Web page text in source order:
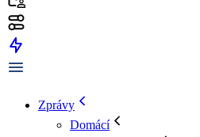
Zprávy
Domácí